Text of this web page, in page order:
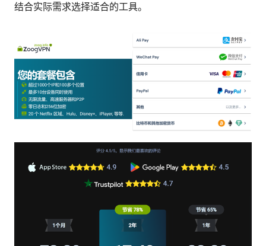
结合实际需求选择适合的工具。